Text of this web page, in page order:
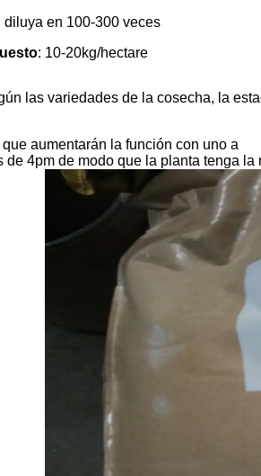
diluya en 100-300 veces
: 10-20kg/hectare
las variedades de la cosecha, la
aumentarán la función con uno a
4pm de modo que la planta tenga la